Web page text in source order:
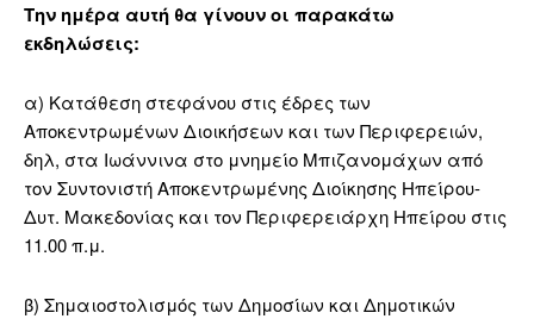
Την ημέρα αυτή θα γίνουν οι παρακάτω
εκδηλώσεις:
α) Κατάθεση στεφάνου στις έδρες των
Αποκεντρωμένων Διοικήσεων και των Περιφερειών,
δηλ, στα Ιωάννινα στο μνημείο Μπιζανομάχων από
τον Συντονιστή Αποκεντρωμένης Διοίκησης Ηπείρου-
Δυτ. Μακεδονίας και τον Περιφερειάρχη Ηπείρου στις
11.00 π.μ.
β) Σημαιοστολισμός των Δημοσίων και Δημοτικών